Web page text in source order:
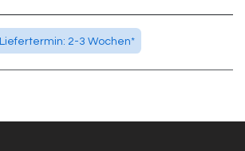
Liefertermin: 2-3 Wochen*